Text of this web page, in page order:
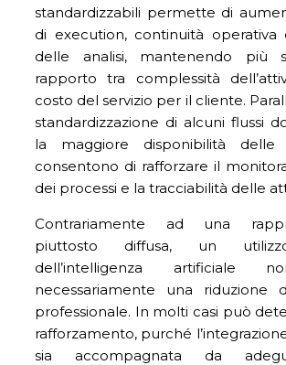
standardizzabili permette di
di execution, continuità operativa
delle analisi, mantenendo più
rapporto tra complessità
costo del servizio per il cliente.
standardizzazione di alcuni flussi
la maggiore disponibilità delle
consentono di rafforzare il
dei processi e la tracciabilità delle
Contrariamente ad una
piuttosto diffusa, un
dell’intelligenza artificiale
necessariamente una riduzione
professionale. In molti casi può
rafforzamento, purché
sia accompagnata da